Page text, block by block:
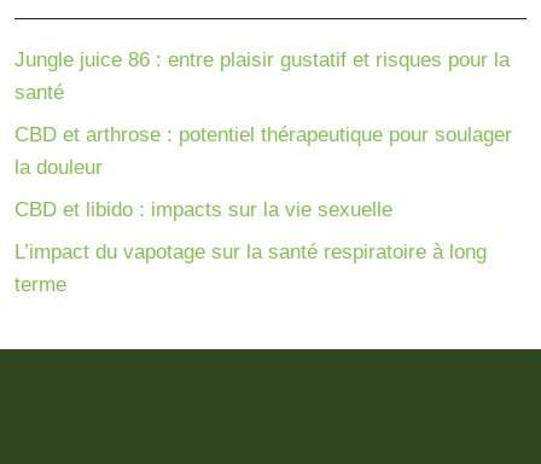
Jungle juice 86 : entre plaisir gustatif et risques pour la
santé
CBD et arthrose : potentiel thérapeutique pour soulager
la douleur
CBD et libido : impacts sur la vie sexuelle
L’impact du vapotage sur la santé respiratoire à long
terme